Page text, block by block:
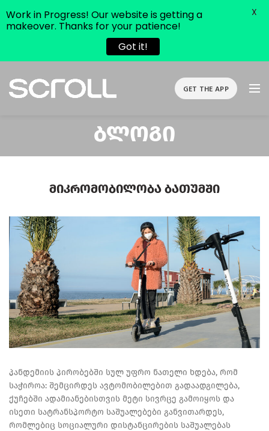
GET THE APP
Ბლოგი
Მიკრომობილობა Ბათუმში
პანდემიის პირობებში სულ უფრო ნათელი ხდება, რომ
საჭიროა: შემცირდეს ავტომობილებით გადაადგილება,
ქუჩებში ადამიანებისთვის მეტი სივრცე გამოიყოს და
ისეთი სატრანსპორტო საშუალებები განვითარდეს,
რომლებიც სოციალური დისტანცირების საშუალებას
Work in Progress! Our website is getting a
makeover. Thanks for your patience!
Got it!
X